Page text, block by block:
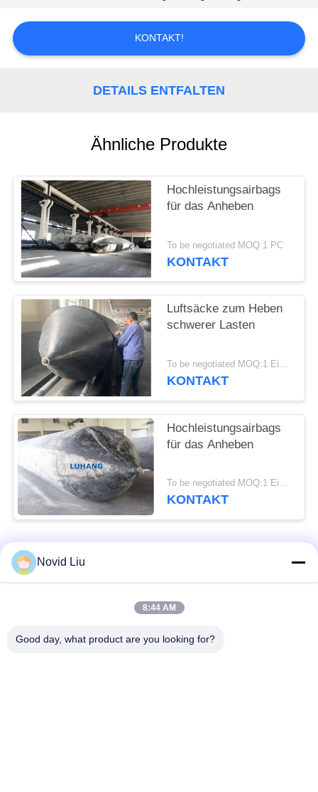
SITEMAP
KONTAKT!
DETAILS ENTFALTEN
Ähnliche Produkte
Hochleistungsairbags
für das Anheben
To be negotiated MOQ:1 PC
KONTAKT
Luftsäcke zum Heben
schwerer Lasten
To be negotiated MOQ:1 Einheit
KONTAKT
Hochleistungsairbags
für das Anheben
To be negotiated MOQ:1 Einheit
KONTAKT
Beliebte Kategorien Alle
pneumatischer
Novid Liu
8:44 AM
Good day, what product are you looking for?